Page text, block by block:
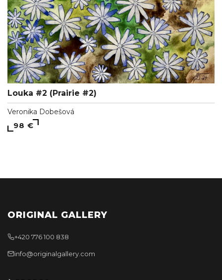
Louka #2 (Prairie #2)
Veronika Dobešová
98 €
ORIGINAL GALLERY
+420 776 100 838
info@originalgallery.com